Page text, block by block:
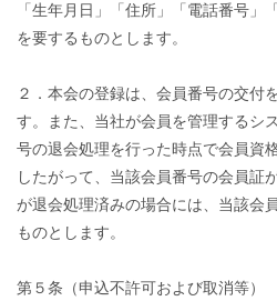
「生年月日」「住所」「電話番号」
を要するものとします。
２．本会の登録は、会員番号の交付
す。また、当社が会員を管理するシ
号の退会処理を行った時点で会員資
したがって、当該会員番号の会員証
が退会処理済みの場合には、当該会
ものとします。
第５条（申込不許可および取消等）